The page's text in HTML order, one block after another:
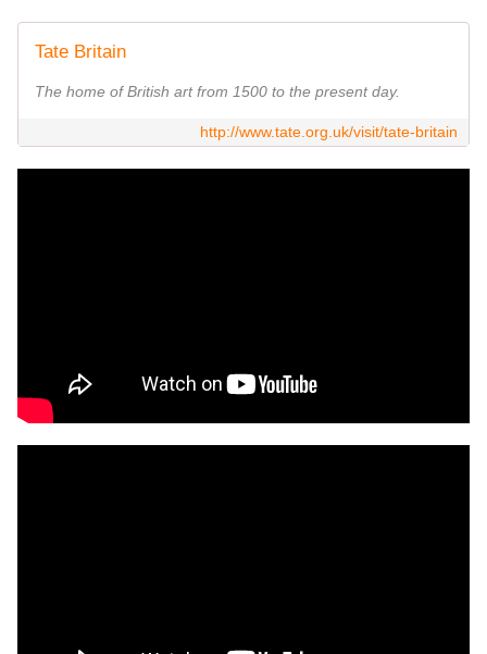
Tate Britain
The home of British art from 1500 to the present day.
http://www.tate.org.uk/visit/tate-britain